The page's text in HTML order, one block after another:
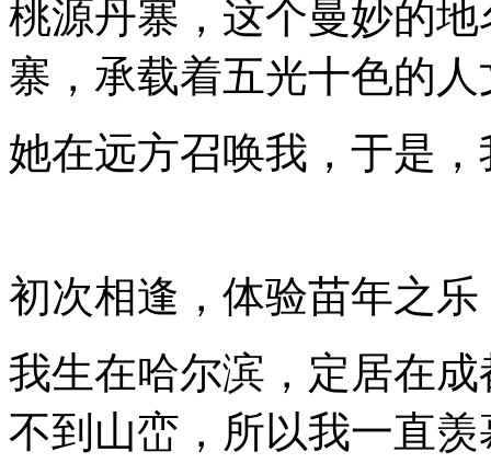
桃源丹寨，这个曼妙的
寨，承载着五光十色的
她在远方召唤我，于是
初次相逢，体验苗年之乐
我生在哈尔滨，定居在
不到山峦，所以我一直羡